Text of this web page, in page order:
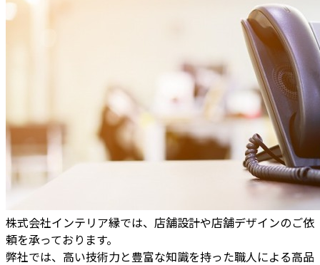
株式会社インテリア縁では、店舗設計や店舗デザインのご依
頼を承っております。
弊社では、高い技術力と豊富な知識を持った職人による高品